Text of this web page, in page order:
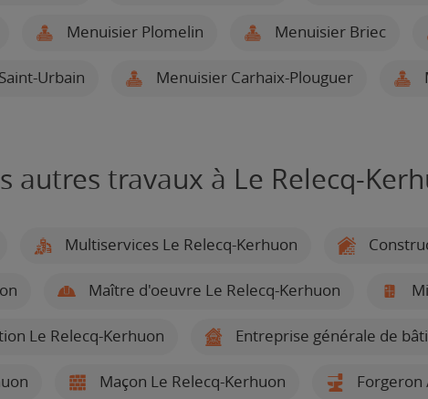
Menuisier Plomelin Menuisier Briec
Urbain Menuisier Carhaix-Plouguer
autres travaux à Le Relecq-
Multiservices Le Relecq-Kerhuon
Maître d'oeuvre Le Relecq-Kerhuon
Le Relecq-Kerhuon Entreprise générale de
Maçon Le Relecq-Kerhuon Forgeron